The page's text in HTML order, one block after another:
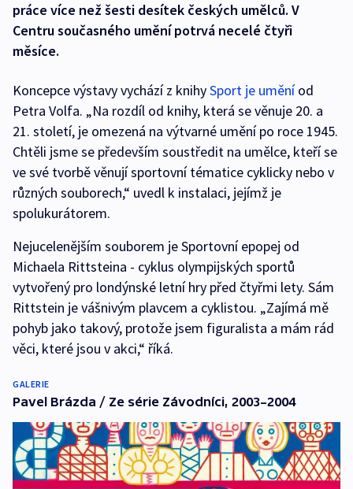
práce více než šesti desítek českých umělců. V
Centru současného umění potrvá necelé čtyři
měsíce.
Koncepce výstavy vychází z knihySport je uměníod
Petra Volfa. „Na rozdíl od knihy, která se věnuje 20. a
21. století, je omezená na výtvarné umění po roce 1945.
Chtěli jsme se především soustředit na umělce, kteří se
ve své tvorbě věnují sportovní tématice cyklicky nebo v
různých souborech,“ uvedl k instalaci, jejímž je
spolukurátorem.
Nejucelenějším souborem je Sportovní epopej od
Michaela Rittsteina - cyklus olympijských sportů
vytvořený pro londýnské letní hry před čtyřmi lety. Sám
Rittstein je vášnivým plavcem a cyklistou. „Zajímá mě
pohyb jako takový, protože jsem figuralista a mám rád
věci, které jsou v akci,“ říká.
GALERIE
Pavel Brázda / Ze série Závodníci, 2003–2004